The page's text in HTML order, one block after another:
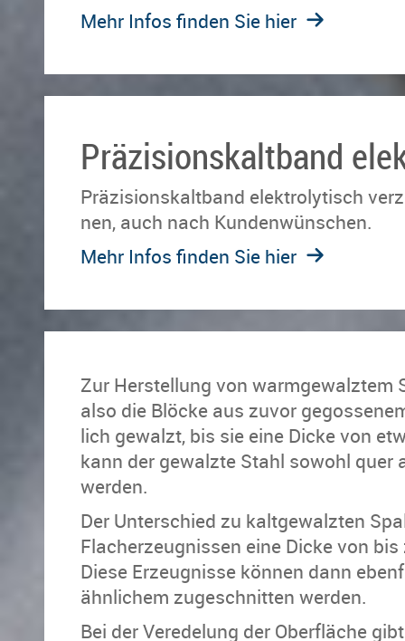
Mehr Infos finden Sie hier
Präzisionskaltband
Präzisionskaltband elektrolytisch
nen, auch nach Kundenwünschen.
Mehr Infos finden Sie hier
Zur Her­stel­lung von warm­ge­walz­tem
also die Blö­cke aus zuvor
lich ge­walzt, bis sie eine Dicke von
kann der ge­walz­te Stahl so­wohl
wer­den.
Der Un­ter­schied zu kalt­ge­walz­ten
Fla­cher­zeug­nis­sen eine Dicke von
Diese Er­zeug­nis­se kön­nen dann
ähn­li­chem zu­ge­schnit­ten wer­den.
Bei der Ver­ede­lung der Ober­flä­che